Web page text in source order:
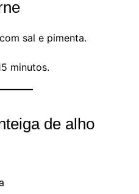
sal e pimenta.
minutos.
de alho